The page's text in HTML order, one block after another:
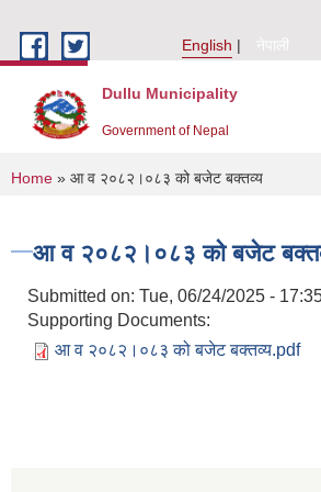
English
नेपाली
Dullu Municipality
Government of Nepal
You are here
Home » आ व २०८२।०८३ को बजेट बक्तव्य
आ व २०८२।०८३ को बजेट
Submitted on: Tue, 06/24/2025 -
Supporting Documents:
आ व २०८२।०८३ को बजेट बक्तव्य.pdf